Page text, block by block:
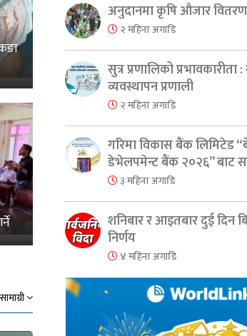
अनुदानमा कृषि औजार वितरण
२ महिना अगाडि
सुत्र प्रणालिको प्रभावकारीता
व्यवस्थापन प्रणाली
२ महिना अगाडि
गरिमा विकास बैंक लिमिटेड
डेभेलपमेन्ट बैंक २०२६” बाट
३ महिना अगाडि
शनिबार र आइतबार दुई दिन
निर्णय
४ महिना अगाडि